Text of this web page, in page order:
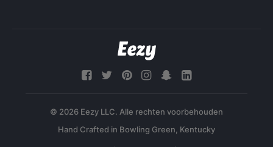
© 2026 Eezy LLC. Alle rechten voorbehouden